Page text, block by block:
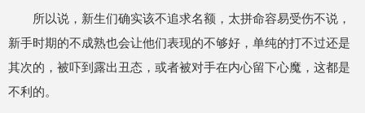
所以说，新生们确实该不追求名额，太拼命容易受伤不说，
新手时期的不成熟也会让他们表现的不够好，单纯的打不过还是
其次的，被吓到露出丑态，或者被对手在内心留下心魔，这都是
不利的。